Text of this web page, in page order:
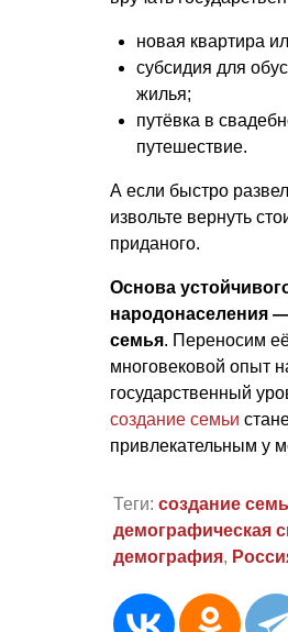
новая квартира
субсидия для
жилья;
путёвка в
путешествие.
А если быстро
извольте вернуть
приданого.
Основа
народонаселения
семья. Переносим
многовековой опыт
государственный
создание семьи
привлекательным у
Теги: создание
демографическая
демография,